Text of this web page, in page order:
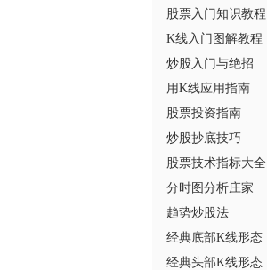
股票入门知识教程
K线入门图解教程
炒股入门与绝招
用K线应用指南
股票投资指南
炒股抄底技巧
股票技术指标大全
分时图分析庄家
趋势炒股法
经典底部K线形态
经典头部K线形态